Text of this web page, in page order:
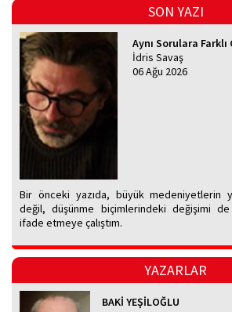
SON YAZI
Aynı Sorulara
İdris Savaş
06 Ağu 2026
Bir önceki yazıda, büyük medeniyetlerin
değil, düşünme biçimlerindeki değişimi
ifade etmeye çalıştım.
YAZARLAR
BAKİ YEŞİLOĞLU